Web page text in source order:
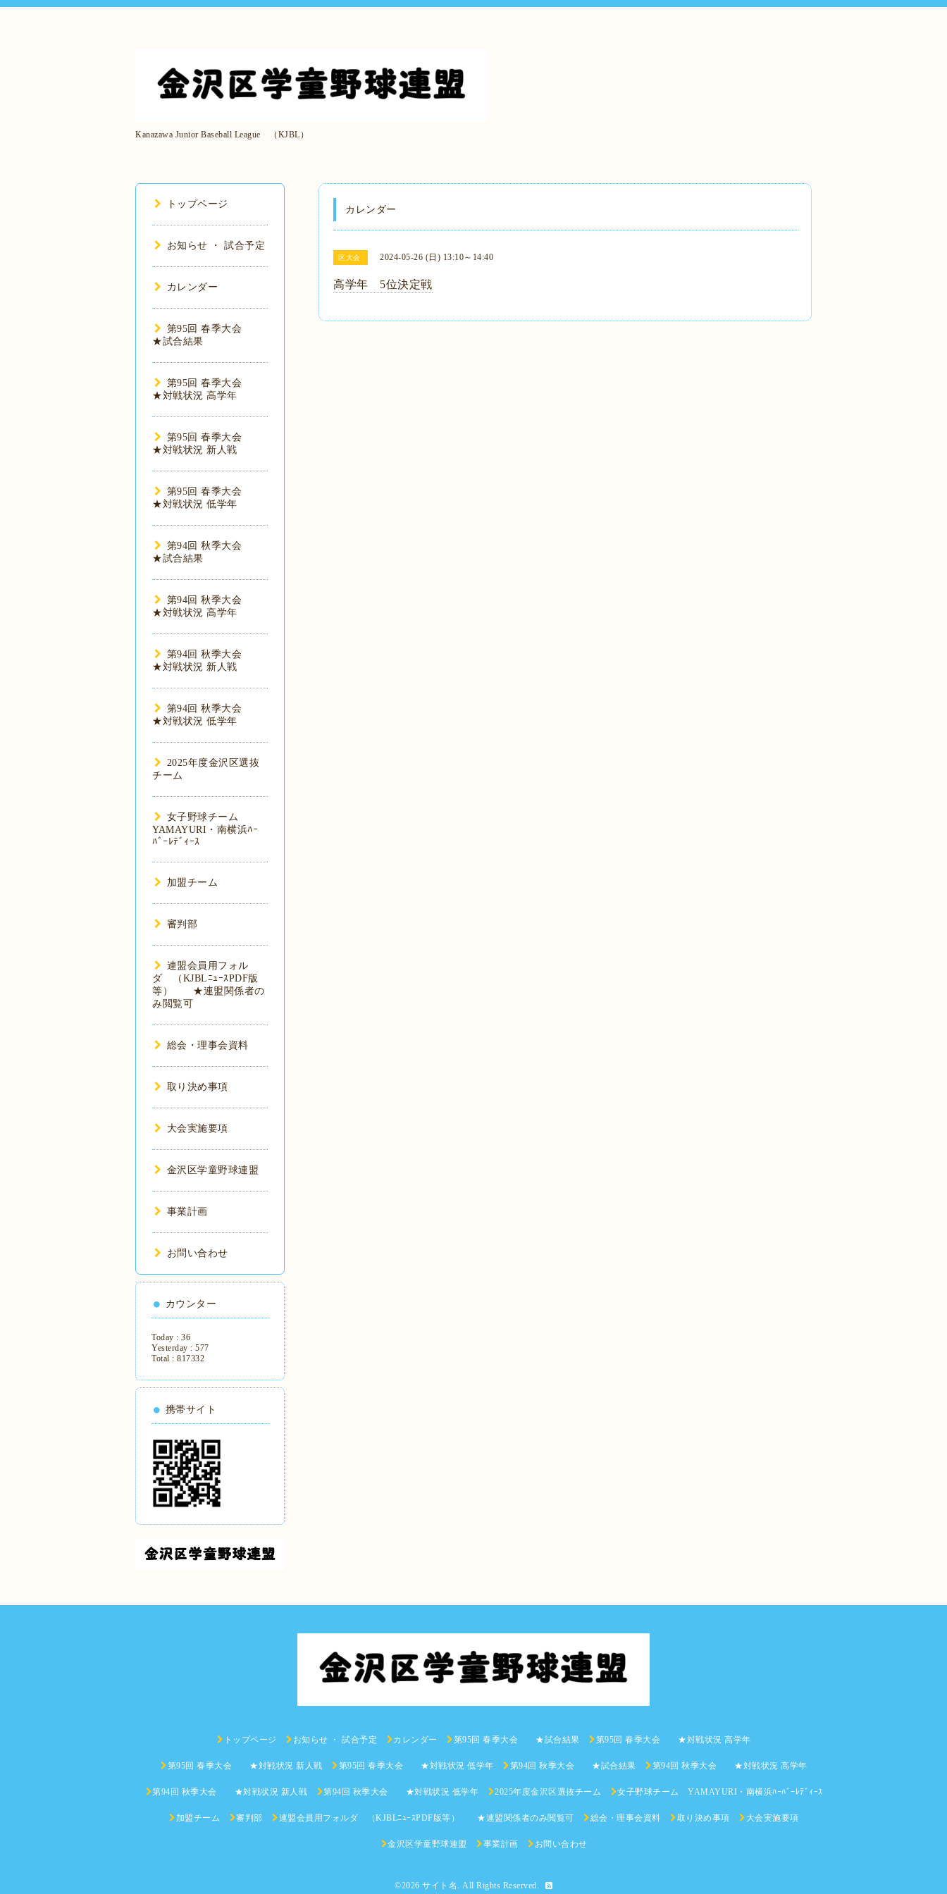
Kanazawa Junior Baseball League （KJBL）
カレンダー
区大会 2024-05-26 (日) 13:10～14:40
高学年 5位決定戦
トップページ
お知らせ ・ 試合予定
カレンダー
第95回 春季大会
★試合結果
第95回 春季大会
★対戦状況 高学年
第95回 春季大会
★対戦状況 新人戦
第95回 春季大会
★対戦状況 低学年
第94回 秋季大会
★試合結果
第94回 秋季大会
★対戦状況 高学年
第94回 秋季大会
★対戦状況 新人戦
第94回 秋季大会
★対戦状況 低学年
2025年度金沢区選抜
チーム
女子野球チーム
YAMAYURI・南横浜ﾊｰ
ﾊﾞｰﾚﾃﾞｨｰｽ
加盟チーム
審判部
連盟会員用フォル
ダ （KJBLﾆｭｰｽPDF版
等） ★連盟関係者の
み閲覧可
総会・理事会資料
取り決め事項
大会実施要項
金沢区学童野球連盟
事業計画
お問い合わせ
カウンター
Today : 36
Yesterday : 577
Total : 817332
携帯サイト
トップページ お知らせ ・ 試合予定 カレンダー 第95回 春季大会 ★試合結果 第95回 春季大会 ★対戦状況 高学年
第95回 春季大会 ★対戦状況 新人戦 第95回 春季大会 ★対戦状況 低学年 第94回 秋季大会 ★試合結果 第94回 秋季大会 ★対戦状況 高学年
第94回 秋季大会 ★対戦状況 新人戦 第94回 秋季大会 ★対戦状況 低学年 2025年度金沢区選抜チーム 女子野球チーム YAMAYURI・南横浜ﾊｰﾊﾞｰﾚﾃﾞｨｰｽ
加盟チーム 審判部 連盟会員用フォルダ （KJBLﾆｭｰｽPDF版等） ★連盟関係者のみ閲覧可 総会・理事会資料 取り決め事項 大会実施要項
金沢区学童野球連盟 事業計画 お問い合わせ
©2026 サイト名 . All Rights Reserved.